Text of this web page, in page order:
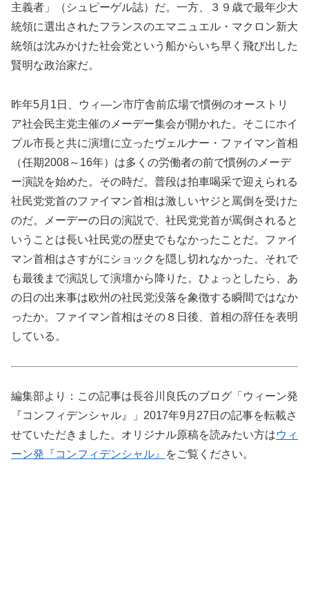
主義者」（シュピーゲル誌）だ。一方、３９歳で最年少大
統領に選出されたフランスのエマニュエル・マクロン新大
統領は沈みかけた社会党という船からいち早く飛び出した
賢明な政治家だ。
昨年5月1日、ウィ―ン市庁舎前広場で慣例のオーストリ
ア社会民主党主催のメーデー集会が開かれた。そこにホイ
プル市長と共に演壇に立ったヴェルナー・ファイマン首相
（任期2008～16年）は多くの労働者の前で慣例のメーデ
ー演説を始めた。その時だ。普段は拍車喝采で迎えられる
社民党党首のファイマン首相は激しいヤジと罵倒を受けた
のだ。メーデーの日の演説で、社民党党首が罵倒されると
いうことは長い社民党の歴史でもなかったことだ。ファイ
マン首相はさすがにショックを隠し切れなかった。それで
も最後まで演説して演壇から降りた。ひょっとしたら、あ
の日の出来事は欧州の社民党没落を象徴する瞬間ではなか
ったか。ファイマン首相はその８日後、首相の辞任を表明
している。
編集部より：この記事は長谷川良氏のブログ「ウィーン発
『コンフィデンシャル』」2017年9月27日の記事を転載さ
せていただきました。オリジナル原稿を読みたい方はウィ
ーン発『コンフィデンシャル』
をご覧ください。